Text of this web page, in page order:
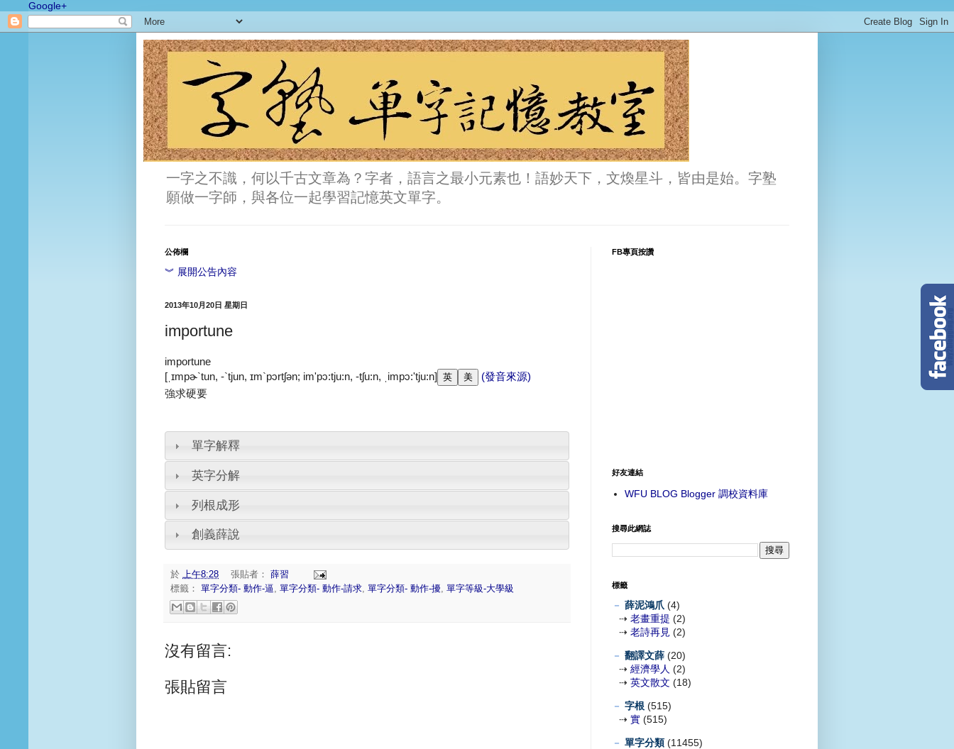
Google+
一字之不識，何以千古文章為？字者，語言之最小元素也！語妙天下，文煥星斗，皆由是始。字塾
願做一字師，與各位一起學習記憶英文單字。
公佈欄
︾ 展開公告內容
2013年10月20日 星期日
importune
importune
[ˌɪmpɚ`tun, -`tjun, ɪm`pɔrtʃən; im'pɔ:tju:n, -tʃu:n, ˌimpɔ:'tju:n]
(發音來源)
強求硬要
單字解釋
英字分解
列根成形
創義薛說
於 上午8:28 張貼者：
薛習
標籤： 單字分類- 動作-逼 , 單字分類- 動作-請求, 單字分類- 動作-擾, 單字等級-大學級
沒有留言:
張貼留言
FB專頁按讚
好友連結
WFU BLOG Blogger 調校資料庫
搜尋此網誌
標籤
－ 薛泥鴻爪 (4)
⇢ 老畫重提 (2)
⇢ 老詩再見 (2)
－ 翻譯文薛 (20)
⇢ 經濟學人 (2)
⇢ 英文散文 (18)
－ 字根 (515)
⇢ 實 (515)
－ 單字分類 (11455)